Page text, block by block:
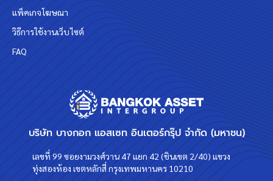
บริษัท บางกอก แอสเซท อินเตอร์กรุ๊ป จำกัด (มหาชน)
เลขที่ 99 ซอยงามวงศ์วาน 47 แยก 42 (ชินเขต 2/40) แขวง
ทุ่งสองห้อง เขตหลักสี่ กรุงเทพมหานคร 10210
แพ็คเกจโฆษณา
วิธีการใช้งานเว็บไซต์
FAQ